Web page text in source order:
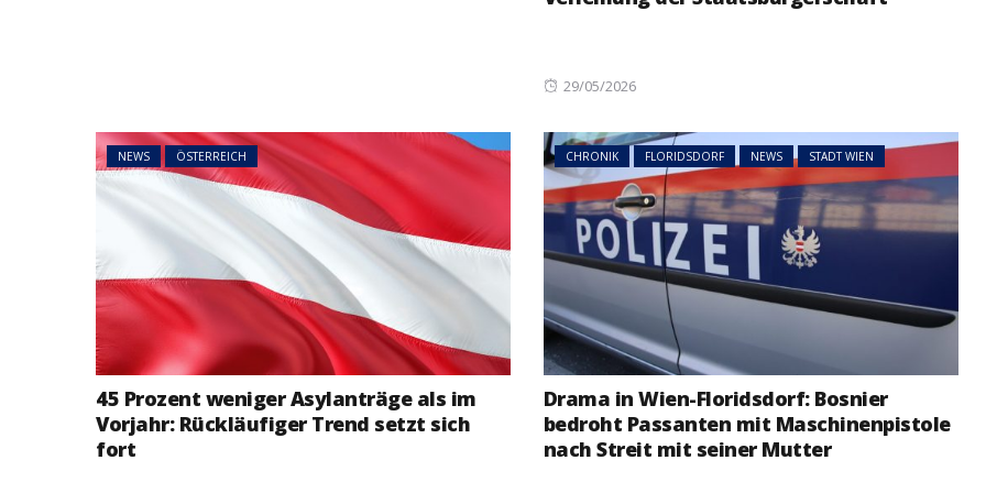
Posted
29/05/2026
NEWS ÖSTERREICH
45 Prozent weniger Asylanträge als im
Vorjahr: Rückläufiger Trend setzt sich
fort
CHRONIK FLORIDSDORF NEWS STADT WIEN
Drama in Wien-Floridsdorf: Bosnier
bedroht Passanten mit Maschinenpistole
nach Streit mit seiner Mutter
Asylanträge als im Vorjahr:
sich fort
mögliche Budgetkürzungen